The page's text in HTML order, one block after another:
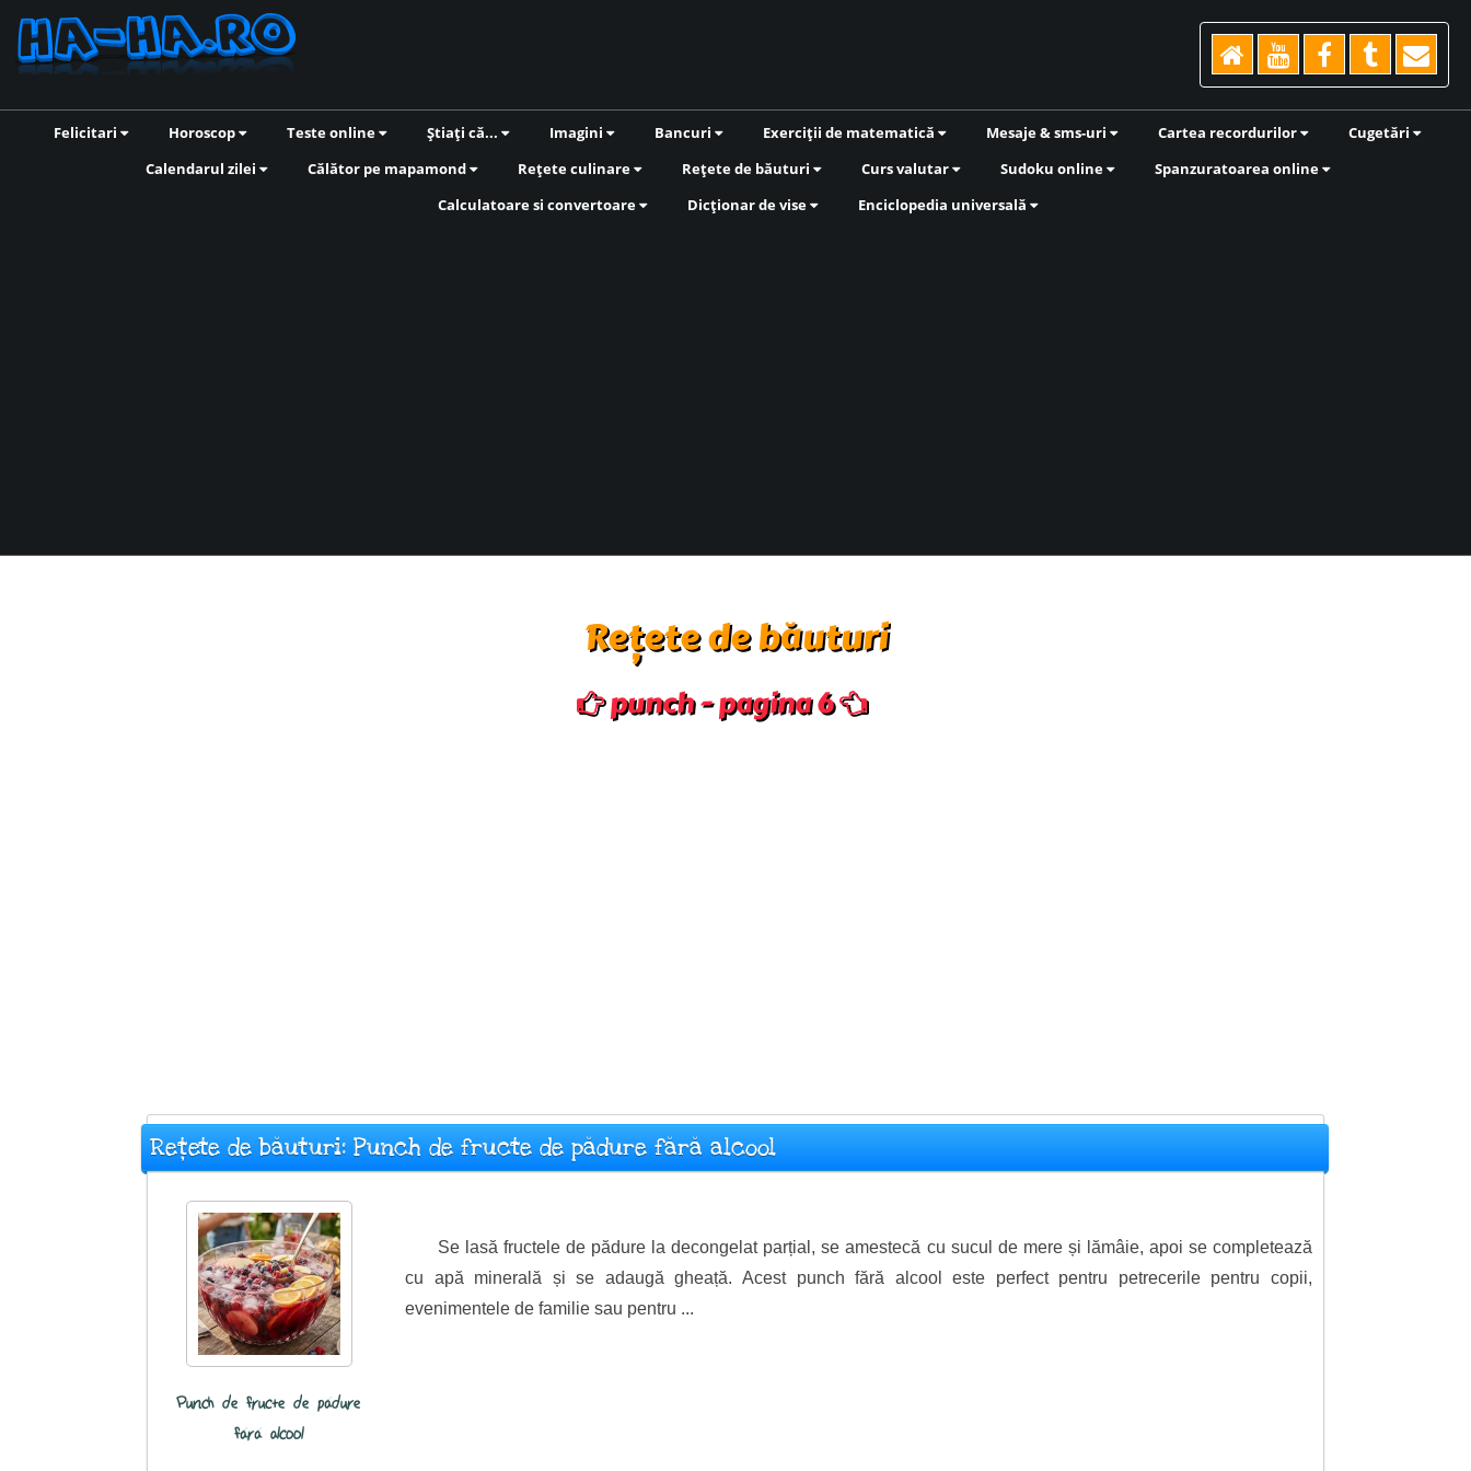
Felicitari Horoscop Teste online Știați că... Imagini Bancuri Exerciții de matematică Mesaje & sms-uri Cartea recordurilor
Cugetări
Calendarul zilei
Călător pe mapamond Rețete culinare Rețete de băuturi Curs valutar Sudoku online
Spanzuratoarea online
Calculatoare si convertoare
Dicționar de vise Enciclopedia universală
Rețete de băuturi
punch - pagina 6
Rețete de băuturi: Punch de fructe de pădure fără alcool
Punch de fructe de pădure
fără alcool
Se lasă fructele de pădure la decongelat parțial, se amestecă cu sucul de mere și lămâie, apoi se completează
cu apă minerală și se adaugă gheață. Acest punch fără alcool este perfect pentru petrecerile pentru copii,
evenimentele de familie sau pentru ...